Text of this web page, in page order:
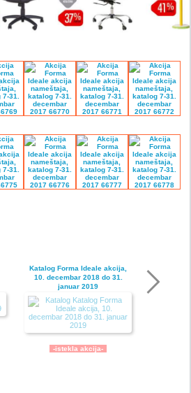
Katalog Forma Ideale akcija,
10. decembar 2018 do 31.
januar 2019
-istekla akcija-